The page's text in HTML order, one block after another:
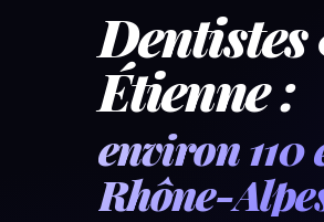
Étienne :
environ 110
Rhône-